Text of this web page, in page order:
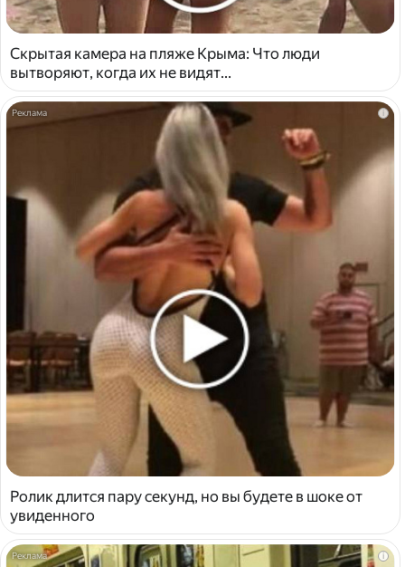
Скрытая камера на пляже Крыма: Что люди
вытворяют, когда их не видят...
i
Ролик длится пару секунд, но вы будете в шоке от
увиденного
i